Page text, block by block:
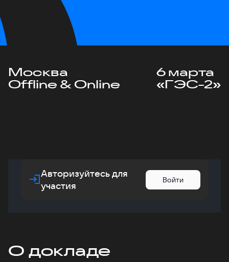
Москва
Offline & Online
6 марта
«ГЭС-2»
Авторизуйтесь для
участия
Войти
О докладе